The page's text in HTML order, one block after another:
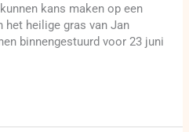
kans maken op een
heilige gras van Jan
binnengestuurd voor 23 juni